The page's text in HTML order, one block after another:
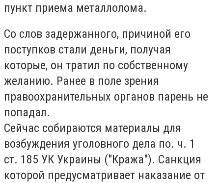
пункт приема металлолома.
Со слов задержанного, причиной его
поступков стали деньги, получая
которые, он тратил по собственному
желанию. Ранее в поле зрения
правоохранительных органов парень не
попадал.
Сейчас собираются материалы для
возбуждения уголовного дела по. ч. 1
ст. 185 УК Украины ("Кража"). Санкция
которой предусматривает наказание от